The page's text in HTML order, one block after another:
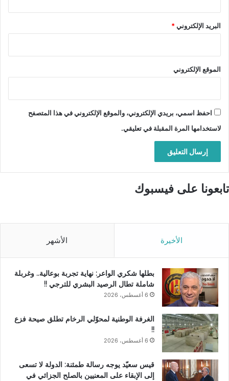
البريد الإلكتروني*
الموقع الإلكتروني
احفظ اسمي، بريدي الإلكتروني، والموقع الإلكتروني في هذا المتصفح
لاستخدامها المرة المقبلة في تعليقي.
تابعونا على فيسبوك
الأخيرة الأشهر
بطلها شكري الواعر: نهاية تجربة بوعالية.. وغربلة
شاملة تطال الرصيد البشري للترجي !!
6 أغسطس، 2026
الغرفة الوطنية لمحوّلي الرخام تطلق صيحة فزع
!!
6 أغسطس، 2026
قيس سعيّد يوجه رسالة طمئنة: الدولة لا تسعى
إلى الإبقاء على المعنيين بالصلح الجزائي في